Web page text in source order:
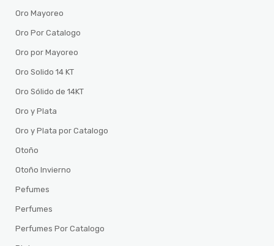
Oro Mayoreo
Oro Por Catalogo
Oro por Mayoreo
Oro Solido 14 KT
Oro Sólido de 14KT
Oro y Plata
Oro y Plata por Catalogo
Otoño
Otoño Invierno
Pefumes
Perfumes
Perfumes Por Catalogo